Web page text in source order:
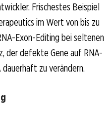
Frischestes Beispiel
im Wert von bis zu
Exon-Editing bei seltenen
der defekte Gene auf RNA-
zu verändern.